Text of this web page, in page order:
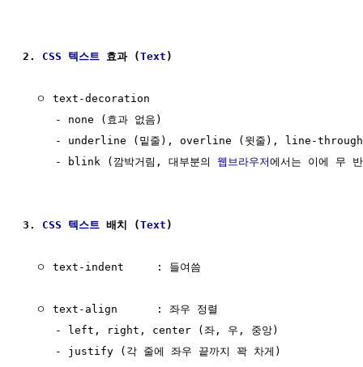
2. CSS 텍스트 효과 (Text )
  ㅇ text-decoration
     - none (효과 없음)
- underline (밑줄), overline (윗줄), line-through
     - blink (깜박거림, 대부분의
웹브라우저에서는 이에 무
3. CSS 텍스트 배치 (Text )
  ㅇ text-indent     : 들여씀
ㅇ text-align      : 좌우 정렬
     - left, right, center (좌, 우, 중앙)
     - justify (각 줄에 좌우 끝까지 꽉 차게)